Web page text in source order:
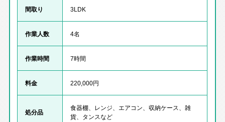
間取り 3LDK
作業人数 4名
作業時間 7時間
料金 220,000円
処分品
食器棚、レンジ、エアコン、収納ケース、雑
貨、タンスなど